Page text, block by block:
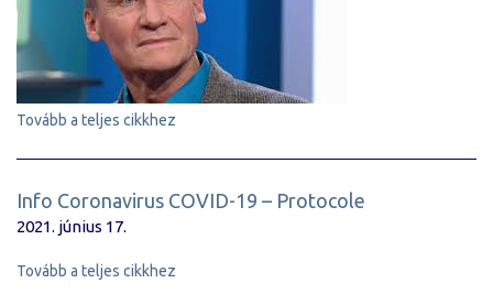
Tovább a teljes cikkhez
Info Coronavirus COVID-19 – Protocole
2021. június 17.
Tovább a teljes cikkhez